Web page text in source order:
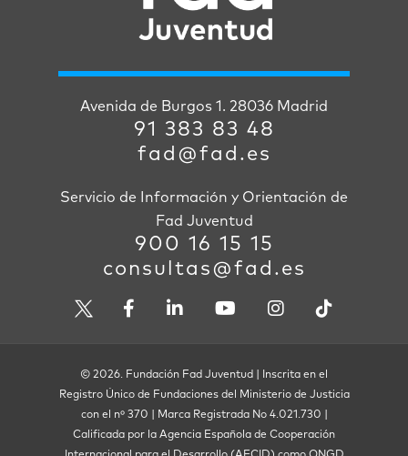
Avenida de Burgos 1. 28036 Madrid
91 383 83 48
fad@fad.es
Servicio de Información y Orientación de
Fad Juventud
900 16 15 15
consultas@fad.es
© 2026. Fundación Fad Juventud | Inscrita en el
Registro Único de Fundaciones del Ministerio de Justicia
con el nº 370 | Marca Registrada No 4.021.730 |
Calificada por la Agencia Española de Cooperación